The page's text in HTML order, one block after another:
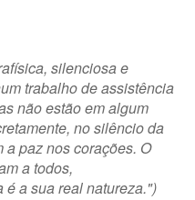
silenciosa e
trabalho de assistência
não estão em algum
no silêncio da
paz nos corações. O
a todos,
a sua real natureza.")